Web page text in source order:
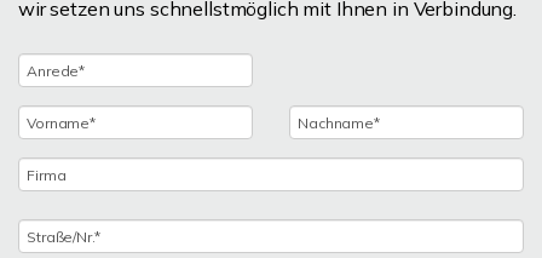
wir setzen uns schnellstmöglich mit Ihnen in Verbindung.